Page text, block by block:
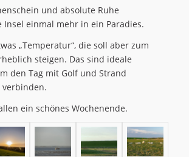
und absolute Ruhe
Insel einmal mehr in ein Paradies.
„Temperatur“, die soll aber zum
steigen. Das sind ideale
den Tag mit Golf und Strand
ein schönes Wochenende.